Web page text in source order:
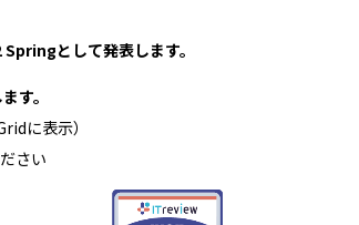
として発表します。
す。
に表示）
さい